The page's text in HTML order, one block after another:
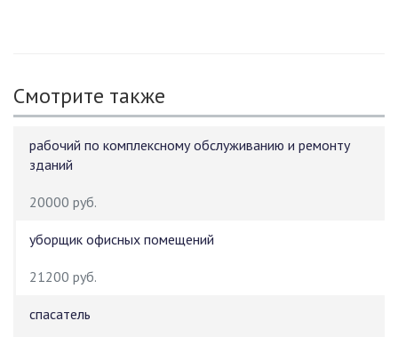
Смотрите также
рабочий по комплексному обслуживанию и ремонту
зданий
20000 руб.
уборщик офисных помещений
21200 руб.
спасатель